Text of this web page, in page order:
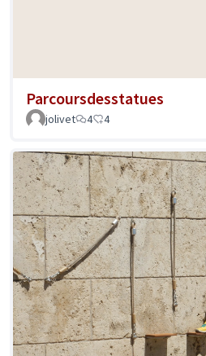
Parcoursdesstatues
jolivet
4 4